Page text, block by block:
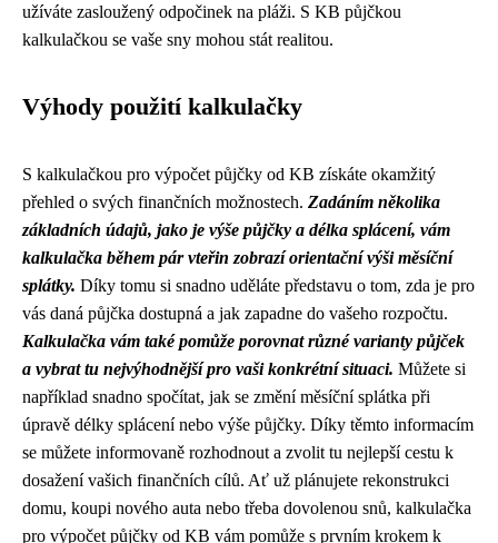
užíváte zasloužený odpočinek na pláži. S KB půjčkou
kalkulačkou se vaše sny mohou stát realitou.
Výhody použití kalkulačky
S kalkulačkou pro výpočet půjčky od KB získáte okamžitý
přehled o svých finančních možnostech. Zadáním několika
základních údajů, jako je výše půjčky a délka splácení, vám
kalkulačka během pár vteřin zobrazí orientační výši měsíční
splátky. Díky tomu si snadno uděláte představu o tom, zda je pro
vás daná půjčka dostupná a jak zapadne do vašeho rozpočtu.
Kalkulačka vám také pomůže porovnat různé varianty půjček
a vybrat tu nejvýhodnější pro vaši konkrétní situaci. Můžete si
například snadno spočítat, jak se změní měsíční splátka při
úpravě délky splácení nebo výše půjčky. Díky těmto informacím
se můžete informovaně rozhodnout a zvolit tu nejlepší cestu k
dosažení vašich finančních cílů. Ať už plánujete rekonstrukci
domu, koupi nového auta nebo třeba dovolenou snů, kalkulačka
pro výpočet půjčky od KB vám pomůže s prvním krokem k